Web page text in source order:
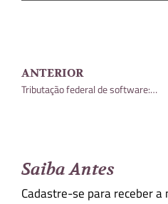
ANTERIOR
Tributação federal de software: aumento de carga fiscal e novas disputas com o Fisco à vista
Saiba Antes
Cadastre-se para receber